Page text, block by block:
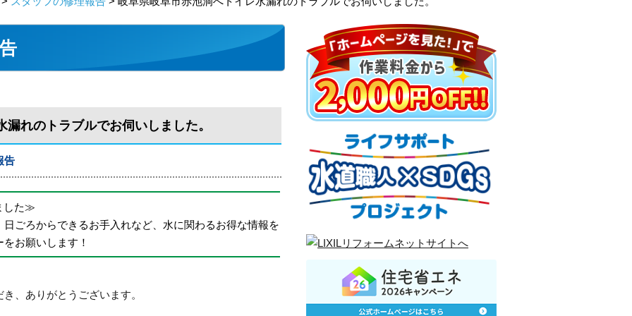
れのトラブルでお伺いしました。
告
した≫
ごろからできるお手入れなど、水に関わるお得な情報を
お願いします！
、ありがとうございます。